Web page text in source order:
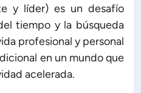
y líder) es un desafío
tiempo y la búsqueda
profesional y personal
en un mundo que
acelerada.